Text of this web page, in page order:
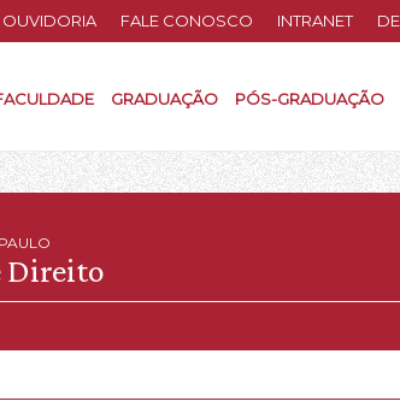
OUVIDORIA FALE CONOSCO INTRANET
GRADUAÇÃO PÓS-GRADUAÇÃO
Direito